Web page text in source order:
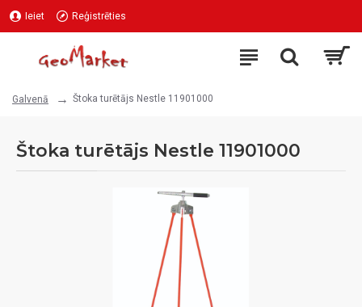
Ieiet Reģistrēties
Galvenā Štoka turētājs Nestle 11901000
Štoka turētājs Nestle 11901000